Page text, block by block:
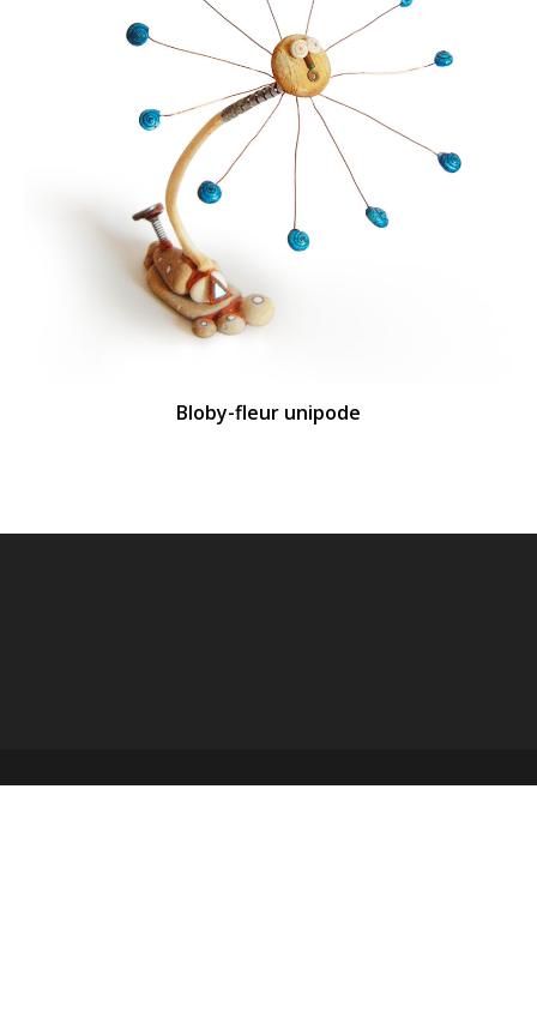
Bloby-fleur unipode